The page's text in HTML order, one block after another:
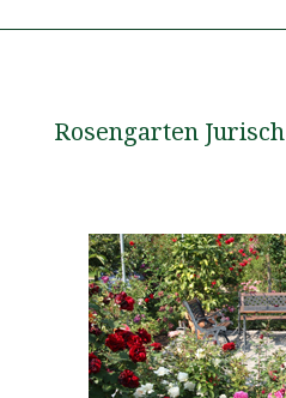
Rosengarten Jurisch